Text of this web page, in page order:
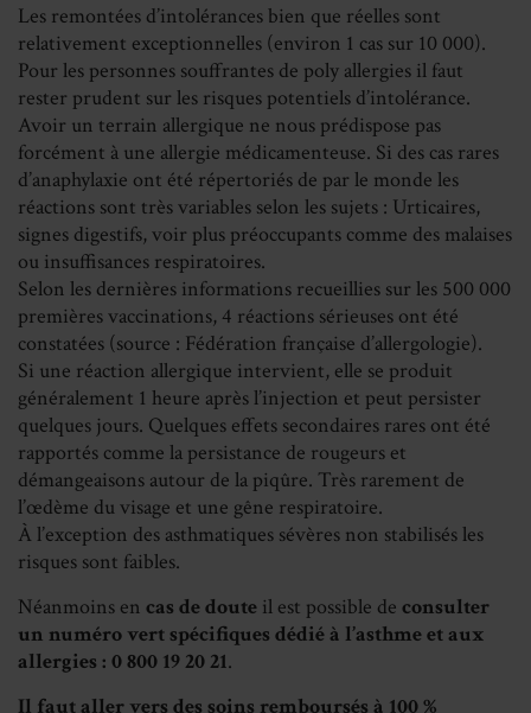
Les remontées d’intolérances bien que réelles sont
relativement exceptionnelles (environ 1 cas sur 10 000).
Pour les personnes souffrantes de poly allergies il faut
rester prudent sur les risques potentiels d’intolérance.
Avoir un terrain allergique ne nous prédispose pas
forcément à une allergie médicamenteuse. Si des cas rares
d’anaphylaxie ont été répertoriés de par le monde les
réactions sont très variables selon les sujets : Urticaires,
signes digestifs, voir plus préoccupants comme des malaises
ou insuffisances respiratoires.
Selon les dernières informations recueillies sur les 500 000
premières vaccinations, 4 réactions sérieuses ont été
constatées (source : Fédération française d’allergologie).
Si une réaction allergique intervient, elle se produit
généralement 1 heure après l’injection et peut persister
quelques jours. Quelques effets secondaires rares ont été
rapportés comme la persistance de rougeurs et
démangeaisons autour de la piqûre. Très rarement de
l’œdème du visage et une gêne respiratoire.
À l’exception des asthmatiques sévères non stabilisés les
risques sont faibles.
Néanmoins en cas de doute il est possible de consulter
un numéro vert spécifiques dédié à l’asthme et aux
allergies : 0 800 19 20 21.
Il faut aller vers des soins remboursés à 100 %